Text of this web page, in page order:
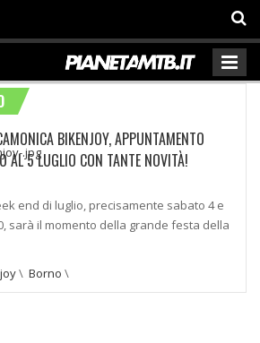
BIKENJOY, APPUNTAMENTO
AL 5 LUGLIO CON TANTE NOVITÀ!
end di luglio, precisamente sabato 4 e
sarà il momento della grande festa della
\ Borno \